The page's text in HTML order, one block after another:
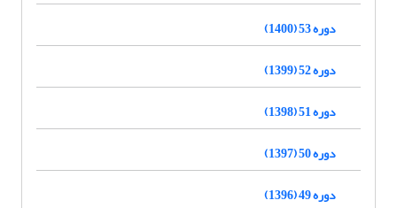
دوره 53 (1400)
دوره 52 (1399)
دوره 51 (1398)
دوره 50 (1397)
دوره 49 (1396)